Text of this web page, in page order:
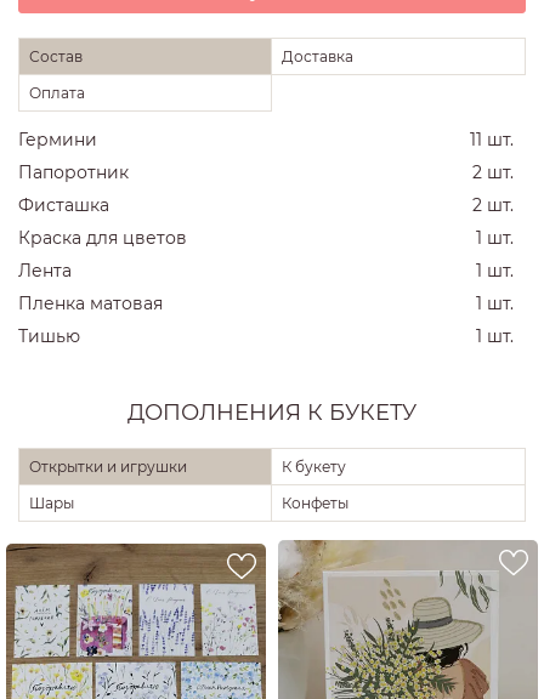
Состав
Доставка
Оплата
Гермини
11 шт.
Папоротник
2 шт.
Фисташка
2 шт.
Краска для цветов
1 шт.
Лента
1 шт.
Пленка матовая
1 шт.
Тишью
1 шт.
ДОПОЛНЕНИЯ К БУКЕТУ
Открытки и игрушки
К букету
Шары
Конфеты